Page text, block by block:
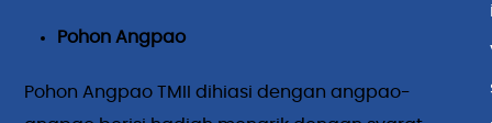
Pohon Angpao
Pohon Angpao TMII dihiasi dengan angpao-